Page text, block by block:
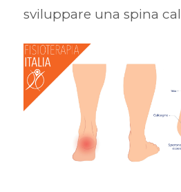
sviluppare una spina